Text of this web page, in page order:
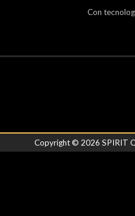
Con
Copyright © 2026 SPIRIT